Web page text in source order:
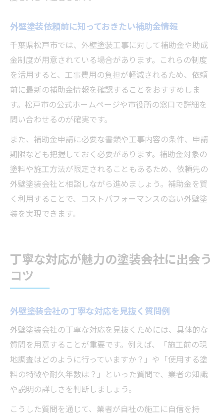
外壁塗装依頼前に知っておきたい補助金情報
千葉県松戸市では、外壁塗装工事に対して補助金や助成
金制度が用意されている場合があります。これらの制度
を活用すると、工事費用の負担が軽減されるため、依頼
前に最新の補助金情報を確認することをおすすめしま
す。松戸市の公式ホームページや市役所の窓口で詳細を
問い合わせるのが確実です。
また、補助金申請に必要な書類や工事内容の条件、申請
期限なども把握しておく必要があります。補助金対象の
塗料や施工方法が限定されることもあるため、依頼先の
外壁塗装会社と相談しながら進めましょう。補助金を賢
く利用することで、コストパフォーマンスの高い外壁塗
装を実現できます。
丁寧な対応が魅力の塗装会社に出会う
コツ
外壁塗装会社の丁寧な対応を見抜く質問例
外壁塗装会社の丁寧な対応を見抜くためには、具体的な
質問を用意することが重要です。例えば、「施工前の現
地調査はどのように行っていますか？」や「使用する塗
料の特徴や耐久年数は？」といった質問で、業者の知識
や説明の詳しさを判断しましょう。
こうした質問を通じて、業者が自社の施工に自信を持